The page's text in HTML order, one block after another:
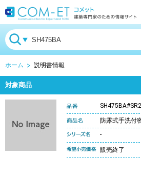
ホーム 説明書情報
対象商品
SH475BA#SR2
防露式手洗付
-
販売終了